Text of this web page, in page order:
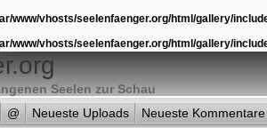
www/vhosts/seelenfaenger.org/html/gallery/
www/vhosts/seelenfaenger.org/html/gallery/
Seelen zur Schau
@ Neueste Uploads Neueste Kommentare